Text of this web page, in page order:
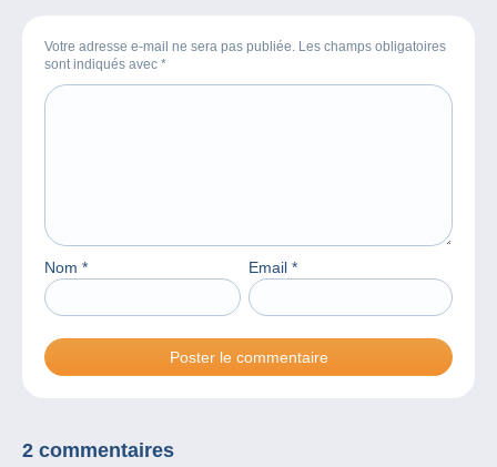
Votre adresse e-mail ne sera pas publiée. Les champs obligatoires
sont indiqués avec *
Nom * Email *
2 commentaires